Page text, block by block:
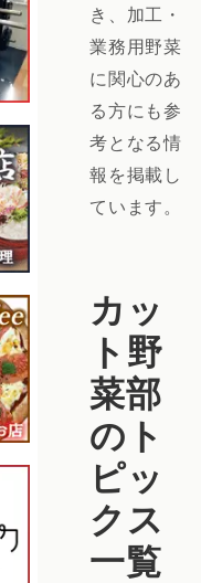
き、加工・
業務用野菜
に関心のあ
る方にも参
考となる情
報を掲載し
ています。
カッ
ト野
菜部
のト
ピッ
クス
一覧